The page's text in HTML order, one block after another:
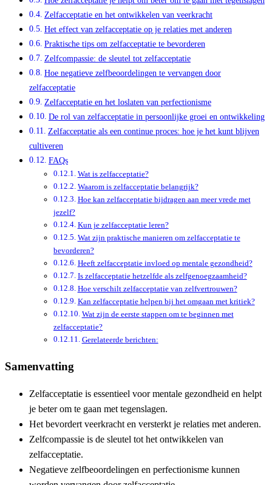
Zelfacceptatie en het ontwikkelen van veerkracht
Het effect van zelfacceptatie op je relaties met anderen
Praktische tips om zelfacceptatie te bevorderen
Zelfcompassie: de sleutel tot zelfacceptatie
Hoe negatieve zelfbeoordelingen te vervangen door
zelfacceptatie
Zelfacceptatie en het loslaten van perfectionisme
De rol van zelfacceptatie in persoonlijke groei en ontwikkeling
Zelfacceptatie als een continue proces: hoe je het kunt blijven
cultiveren
FAQs
Wat is zelfacceptatie?
Waarom is zelfacceptatie belangrijk?
Hoe kan zelfacceptatie bijdragen aan meer vrede met
jezelf?
Kun je zelfacceptatie leren?
Wat zijn praktische manieren om zelfacceptatie te
bevorderen?
Heeft zelfacceptatie invloed op mentale gezondheid?
Is zelfacceptatie hetzelfde als zelfgenoegzaamheid?
Hoe verschilt zelfacceptatie van zelfvertrouwen?
Kan zelfacceptatie helpen bij het omgaan met kritiek?
Wat zijn de eerste stappen om te beginnen met
zelfacceptatie?
Gerelateerde berichten:
Samenvatting
Zelfacceptatie is essentieel voor mentale gezondheid en helpt
je beter om te gaan met tegenslagen.
Het bevordert veerkracht en versterkt je relaties met anderen.
Zelfcompassie is de sleutel tot het ontwikkelen van
zelfacceptatie.
Negatieve zelfbeoordelingen en perfectionisme kunnen